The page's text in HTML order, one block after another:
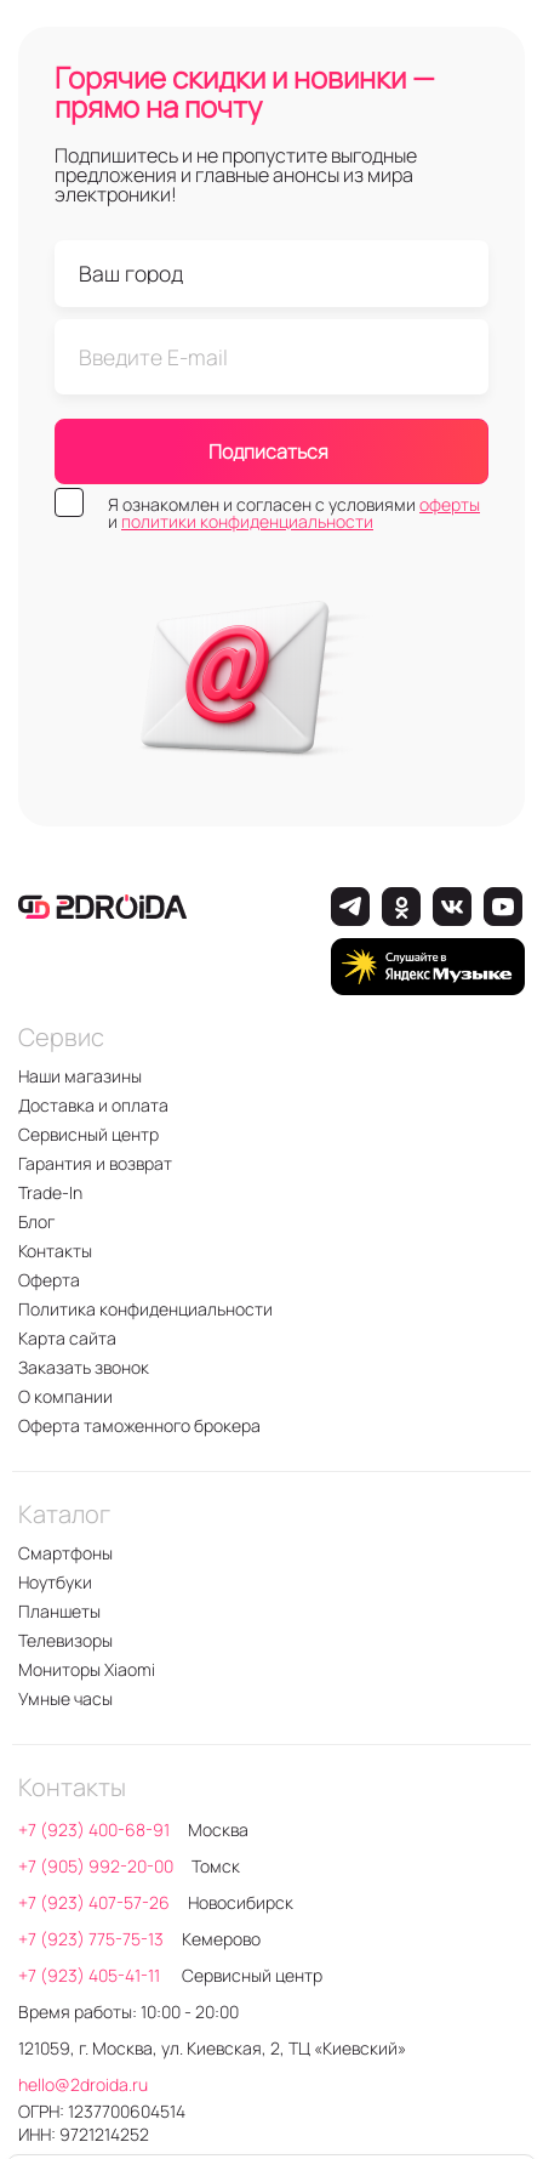
Горячие скидки и новинки —
прямо на почту
Подпишитесь и не пропустите выгодные
предложения и главные анонсы из мира
электроники!
Подписаться
Я ознакомлен и согласен с условиями оферты
и политики конфиденциальности
Сервис
Наши магазины
Доставка и оплата
Сервисный центр
Гарантия и возврат
Trade-In
Блог
Контакты
Оферта
Политика конфиденциальности
Карта сайта
Заказать звонок
О компании
Оферта таможенного брокера
Каталог
Смартфоны
Ноутбуки
Планшеты
Телевизоры
Мониторы Xiaomi
Умные часы
Контакты
+7 (923) 400-68-91
Москва
+7 (905) 992-20-00
Томск
+7 (923) 407-57-26
Новосибирск
+7 (923) 775-75-13
Кемерово
+7 (923) 405-41-11
Сервисный центр
Время работы: 10:00 - 20:00
121059, г. Москва, ул. Киевская, 2, ТЦ «Киевский»
hello@2droida.ru
ОГРН: 1237700604514
ИНН: 9721214252